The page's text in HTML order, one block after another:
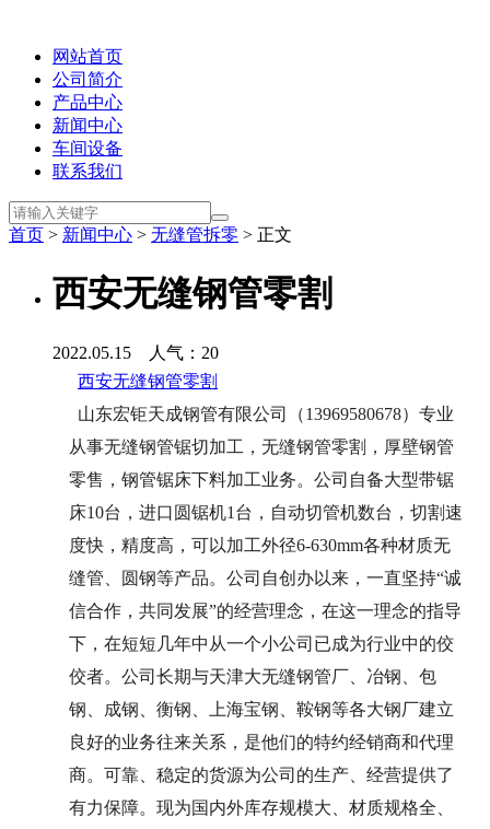
网站首页
公司简介
产品中心
新闻中心
车间设备
联系我们
首页 > 新闻中心 > 无缝管拆零 > 正文
西安无缝钢管零割
2022.05.15 人气： 20
西安无缝钢管零割
山东宏钜天成钢管有限公司（13969580678）专业
从事无缝钢管锯切加工 ， 无缝钢管零割 ，厚壁钢管
零售，钢管锯床下料加工业务。公司自备大型带锯
床10台，进口圆锯机1台，自动切管机数台，切割速
度快，精度高，可以加工外径6-630mm各种材质无
缝管、圆钢等产品。公司自创办以来，一直坚持“诚
信合作，共同发展”的经营理念，在这一理念的指导
下，在短短几年中从一个小公司已成为行业中的佼
佼者。公司长期与天津大无缝钢管厂 、冶钢、包
钢、成钢、衡钢、上海宝钢、鞍钢等各大钢厂建立
良好的业务往来关系，是他们的特约经销商和代理
商。可靠、稳定的货源为公司的生产、经营提供了
有力保障。现为国内外库存规模大、材质规格全、